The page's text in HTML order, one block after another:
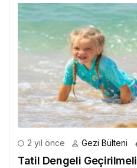
2 yıl önce Gezi Bülteni
Tatil Dengeli Geçirilmeli